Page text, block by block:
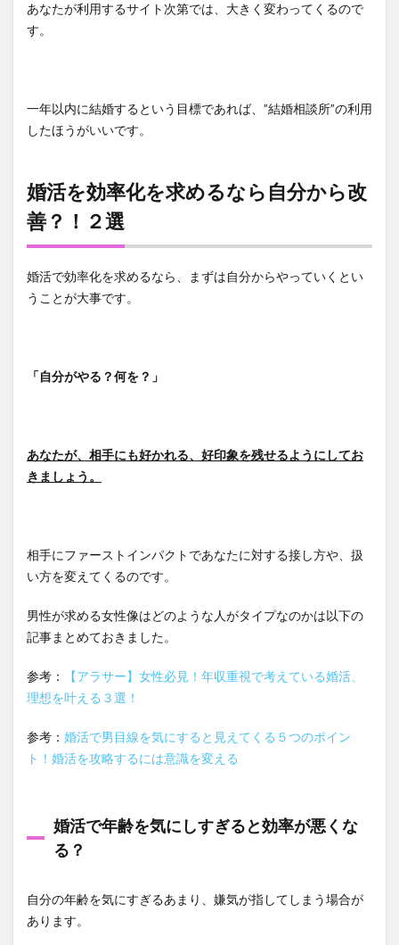
あなたが利用するサイト次第では、大きく変わってくるので
す。
一年以内に結婚するという目標であれば、”結婚相談所”の利用
したほうがいいです。
婚活を効率化を求めるなら自分から改
善？！２選
婚活で効率化を求めるなら、まずは自分からやっていくとい
うことが大事です。
「自分がやる？何を？」
あなたが、相手にも好かれる、好印象を残せるようにしてお
きましょう。
相手にファーストインパクトであなたに対する接し方や、扱
い方を変えてくるのです。
男性が求める女性像はどのような人がタイプなのかは以下の
記事まとめておきました。
参考：
【アラサー】女性必見！年収重視で考えている婚活、
理想を叶える３選！
参考： 婚活で男目線を気にすると見えてくる５つのポイン
ト！婚活を攻略するには意識を変える
婚活で年齢を気にしすぎると効率が悪くな
る？
自分の年齢を気にすぎるあまり、嫌気が指してしまう場合が
あります。